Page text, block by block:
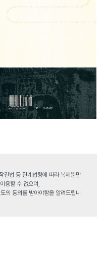
권법 등 관계법령에 따라 복제뿐만
용할 수 없으며,
의 동의를 받아야함을 알려드립니